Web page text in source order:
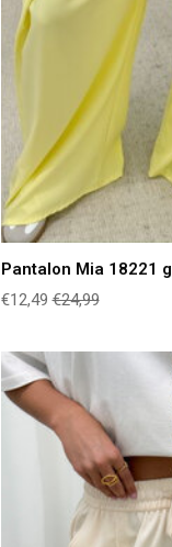
Pantalon Mia 18221
€12,49 €24,99